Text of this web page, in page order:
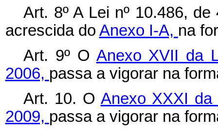
Art. 8º A Lei nº 10.486,
acrescida do Anexo I-A, na
Art. 9º O Anexo XVII da
2006, passa a vigorar na
Art. 10. O Anexo XXXI
2009, passa a vigorar na